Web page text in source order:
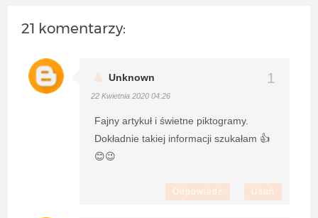
21 komentarzy:
Unknown
22 Kwietnia 2020 04:26
Fajny artykuł i świetne piktogramy.
Dokładnie takiej informacji szukałam 👍
😊😉
Odpowiedz Usuń